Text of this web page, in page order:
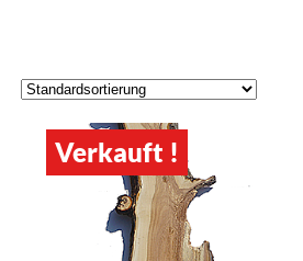
Verkauft !